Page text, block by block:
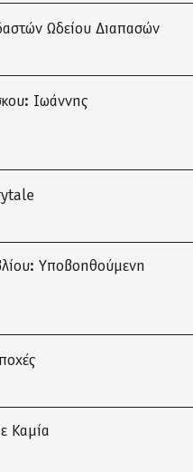
Ωδείου Διαπασών
Ιωάννης
Υποβοηθούμενη
Καμία